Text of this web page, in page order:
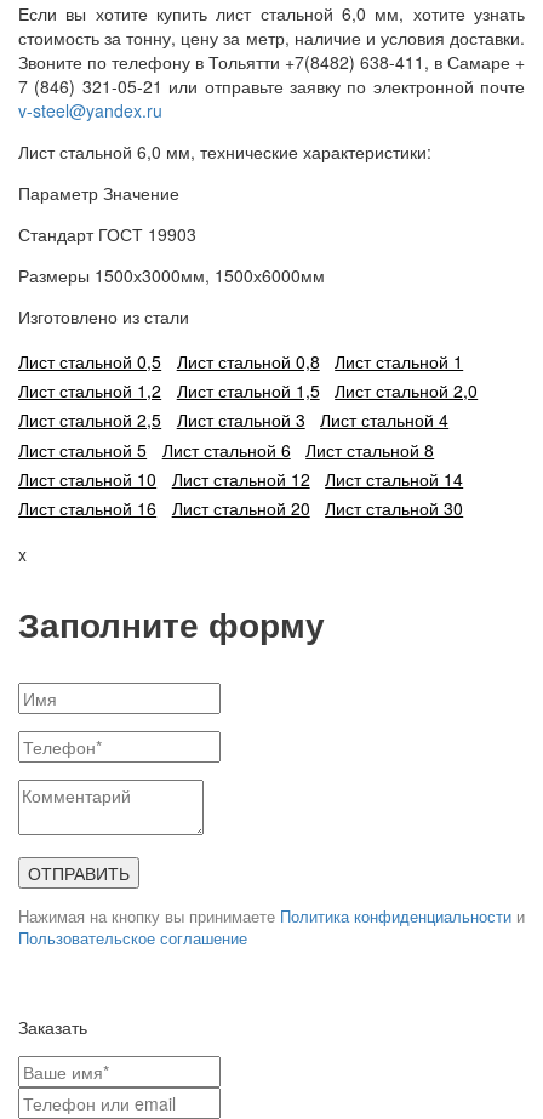
Если вы хотите купить лист стальной 6,0 мм, хотите узнать
стоимость за тонну, цену за метр, наличие и условия доставки.
Звоните по телефону в Тольятти +7(8482) 638-411, в Самаре +
7 (846) 321-05-21 или отправьте заявку по электронной почте
v-steel@yandex.ru
Лист стальной 6,0 мм, технические характеристики:
Параметр Значение
Стандарт ГОСТ 19903
Размеры 1500х3000мм, 1500х6000мм
Изготовлено из стали
Лист стальной 0,5
Лист стальной 0,8
Лист стальной 1
Лист стальной 1,2
Лист стальной 1,5
Лист стальной 2,0
Лист стальной 2,5
Лист стальной 3
Лист стальной 4
Лист стальной 5
Лист стальной 6
Лист стальной 8
Лист стальной 10
Лист стальной 12
Лист стальной 14
Лист стальной 16
Лист стальной 20
Лист стальной 30
x
Заполните форму
ОТПРАВИТЬ
Нажимая на кнопку вы принимаете Политика конфиденциальности и
Пользовательское соглашение
Заказать